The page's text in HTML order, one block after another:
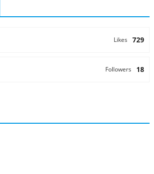
729
Likes
18
Followers